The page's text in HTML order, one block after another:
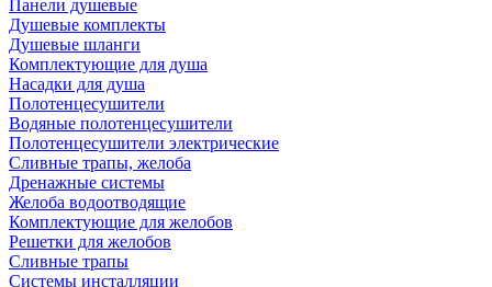
Панели душевые
Душевые комплекты
Душевые шланги
Комплектующие для душа
Насадки для душа
Полотенцесушители
Водяные полотенцесушители
Полотенцесушители электрические
Сливные трапы, желоба
Дренажные системы
Желоба водоотводящие
Комплектующие для желобов
Решетки для желобов
Сливные трапы
Системы инсталляции